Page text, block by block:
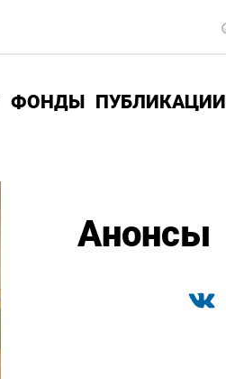
ФОНДЫ ПУБЛИКАЦИИ
Анонсы